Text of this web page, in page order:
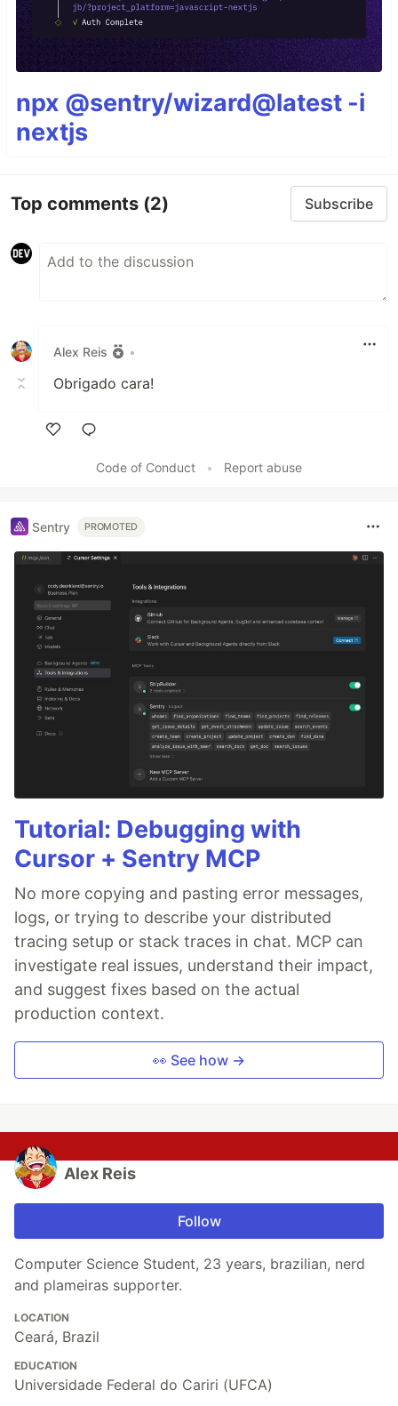
npx @sentry/wizard@latest -i
nextjs
Top comments (2) Subscribe
Alex Reis •
Obrigado cara!
Code of Conduct
• Report abuse
Sentry PROMOTED
Tutorial: Debugging with
Cursor + Sentry MCP
No more copying and pasting error messages,
logs, or trying to describe your distributed
tracing setup or stack traces in chat. MCP can
investigate real issues, understand their impact,
and suggest fixes based on the actual
production context.
👀 See how →
Alex Reis
Follow
Computer Science Student, 23 years, brazilian, nerd
and plameiras supporter.
LOCATION
Ceará, Brazil
EDUCATION
Universidade Federal do Cariri (UFCA)